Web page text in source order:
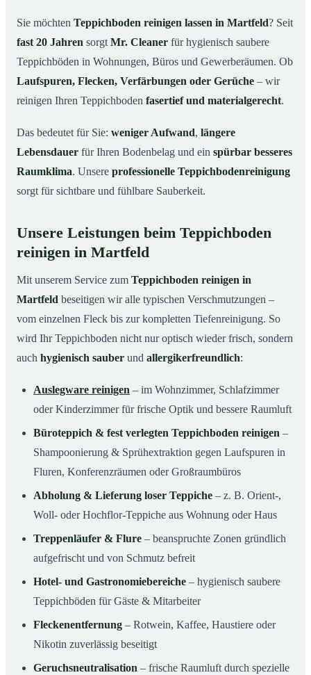
Martfeld?
So funktioniert’s
So reinigen unsere Profis Teppichböden in Martfeld
Sie möchten Teppichboden reinigen lassen in Martfeld? Seit
fast 20 Jahren sorgt Mr. Cleaner für hygienisch saubere
Teppichböden in Wohnungen, Büros und Gewerberäumen. Ob
Laufspuren, Flecken, Verfärbungen oder Gerüche – wir
reinigen Ihren Teppichboden fasertief und materialgerecht.
Das bedeutet für Sie: weniger Aufwand, längere
Lebensdauer für Ihren Bodenbelag und ein spürbar besseres
Raumklima. Unsere professionelle Teppichbodenreinigung
sorgt für sichtbare und fühlbare Sauberkeit.
Unsere Leistungen beim Teppichboden
reinigen in Martfeld
Mit unserem Service zum Teppichboden reinigen in
Martfeld beseitigen wir alle typischen Verschmutzungen –
vom einzelnen Fleck bis zur kompletten Tiefenreinigung. So
wird Ihr Teppichboden nicht nur optisch wieder frisch, sondern
auch hygienisch sauber und allergikerfreundlich:
Auslegware reinigen – im Wohnzimmer, Schlafzimmer
oder Kinderzimmer für frische Optik und bessere Raumluft
Büroteppich & fest verlegten Teppichboden reinigen –
Shampoonierung & Sprühextraktion gegen Laufspuren in
Fluren, Konferenzräumen oder Großraumbüros
Abholung & Lieferung loser Teppiche – z. B. Orient-,
Woll- oder Hochflor-Teppiche aus Wohnung oder Haus
Treppenläufer & Flure – beanspruchte Zonen gründlich
aufgefrischt und von Schmutz befreit
Hotel- und Gastronomiebereiche – hygienisch saubere
Teppichböden für Gäste & Mitarbeiter
Fleckenentfernung – Rotwein, Kaffee, Haustiere oder
Nikotin zuverlässig beseitigt
Geruchsneutralisation – frische Raumluft durch spezielle